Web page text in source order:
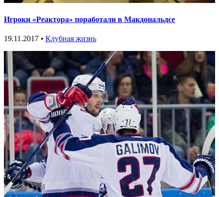
Игроки «Реактора» поработали в Макдональдсе
19.11.2017 • Клубная жизнь